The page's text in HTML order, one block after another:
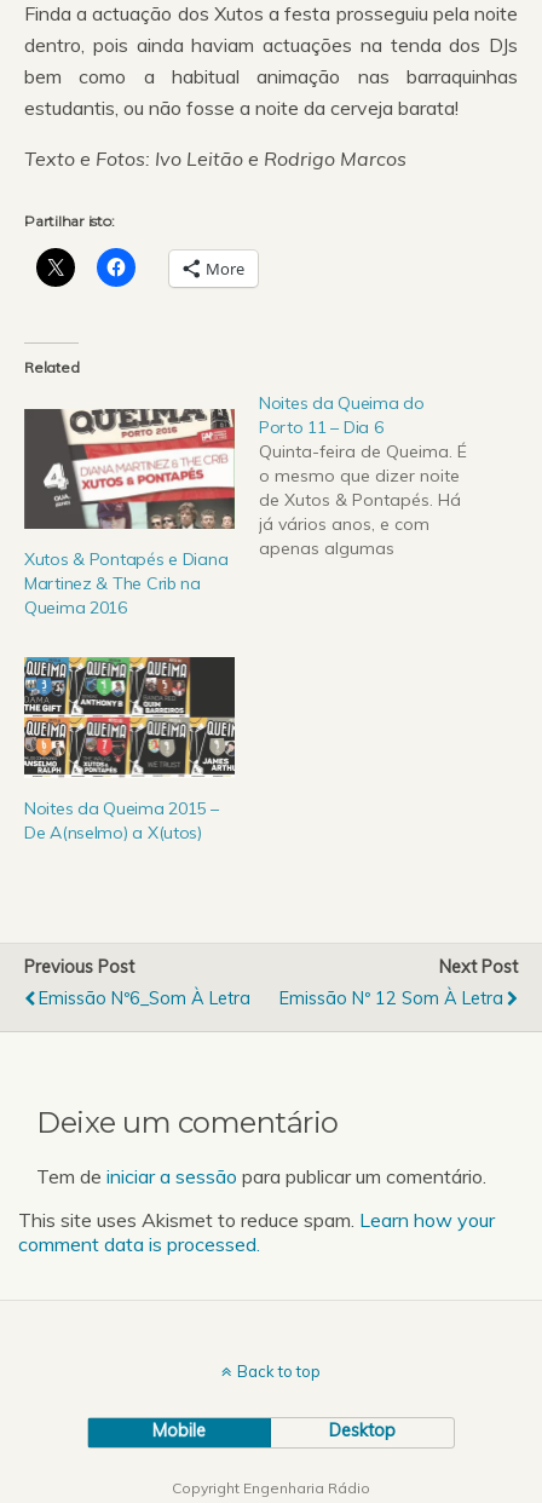
Finda a actuação dos Xutos a festa prosseguiu pela noite
dentro, pois ainda haviam actuações na tenda dos DJs
bem como a habitual animação nas barraquinhas
estudantis, ou não fosse a noite da cerveja barata!
Texto e Fotos: Ivo Leitão e Rodrigo Marcos
Partilhar isto:
More
Related
Xutos & Pontapés e Diana
Martinez & The Crib na
Queima 2016
Noites da Queima do
Porto 11 – Dia 6
Quinta-feira de Queima. É
o mesmo que dizer noite
de Xutos & Pontapés. Há
já vários anos, e com
apenas algumas
Noites da Queima 2015 –
De A(nselmo) a X(utos)
Previous Post
Emissão Nº6_Som À Letra
Next Post
Emissão Nº 12 Som À Letra
Deixe um comentário
Tem de iniciar a sessão para publicar um comentário.
This site uses Akismet to reduce spam. Learn how your
comment data is processed.
Back to top
Mobile Desktop
Copyright Engenharia Rádio